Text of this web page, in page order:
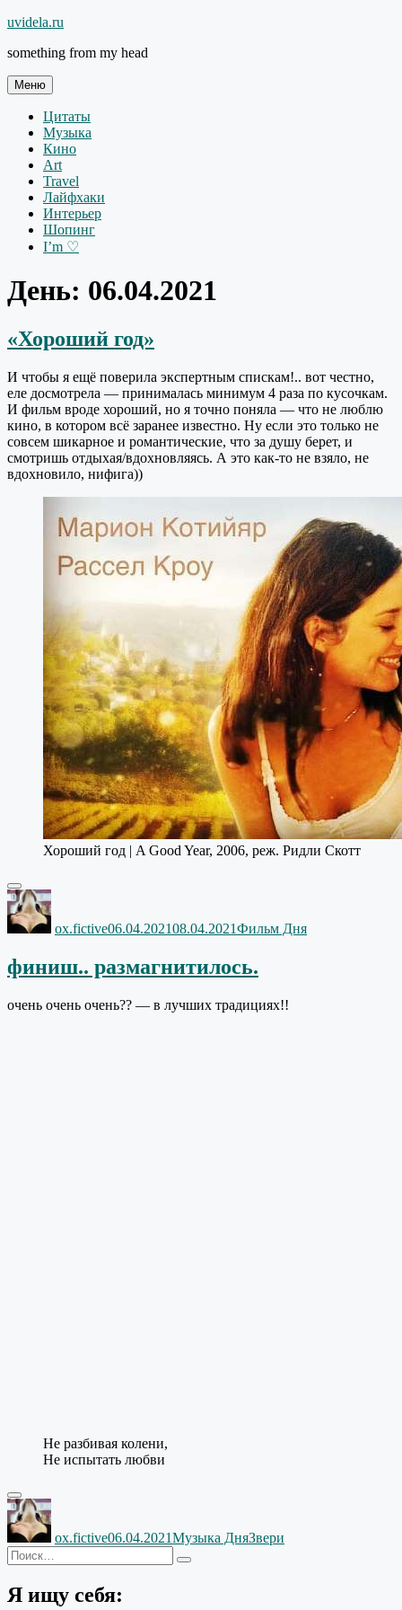
Перейти
содержимому
uvidela.ru
something from my head
Меню
Цитаты
Музыка
Кино
Art
Travel
Лайфхаки
Интерьер
Шопинг
I’m ♡
День: 06.04.2021
«Хороший год»
И чтобы я ещё поверила экспертным спискам!.. вот честно,
еле досмотрела — принималась минимум 4 раза по кусочкам.
И фильм вроде хороший, но я точно поняла — что не люблю
кино, в котором всё заранее известно. Ну если это только не
совсем шикарное и романтические, что за душу берет, и
смотришь отдыхая/вдохновляясь. А это как-то не взяло, не
вдохновило, нифига))
Хороший год | A Good Year, 2006, реж. Ридли Скотт
Автор
ox.fictive06.04.202108.04.2021Фильм Дня
финиш.. размагнитилось.
очень очень очень?? — в лучших традициях!!
Не разбивая колени,
Не испытать любви
Автор
ox.fictive06.04.2021Музыка ДняЗвери
Искать:
Поиск
Я ищу себя: